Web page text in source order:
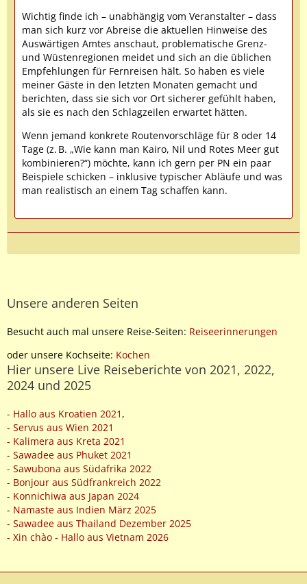
Wichtig finde ich – unabhängig vom Veranstalter – dass
man sich kurz vor Abreise die aktuellen Hinweise des
Auswärtigen Amtes anschaut, problematische Grenz-
und Wüstenregionen meidet und sich an die üblichen
Empfehlungen für Fernreisen hält. So haben es viele
meiner Gäste in den letzten Monaten gemacht und
berichten, dass sie sich vor Ort sicherer gefühlt haben,
als sie es nach den Schlagzeilen erwartet hätten.
Wenn jemand konkrete Routenvorschläge für 8 oder 14
Tage (z. B. „Wie kann man Kairo, Nil und Rotes Meer gut
kombinieren?“) möchte, kann ich gern per PN ein paar
Beispiele schicken – inklusive typischer Abläufe und was
man realistisch an einem Tag schaffen kann.
Unsere anderen Seiten
Besucht auch mal unsere Reise-Seiten: Reiseerinnerungen
oder unsere Kochseite: Kochen
Hier unsere Live Reiseberichte von 2021, 2022,
2024 und 2025
- Hallo aus Kroatien 2021 ,
- Servus aus Wien 2021
- Kalimera aus Kreta 2021
- Sawadee aus Phuket 2021
- Sawubona aus Südafrika 2022
- Bonjour aus Südfrankreich 2022
- Konnichiwa aus Japan 2024
- Namaste aus Indien März 2025
- Sawadee aus Thailand Dezember 2025
- Xin chào - Hallo aus Vietnam 2026